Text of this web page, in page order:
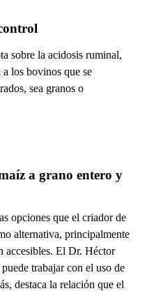
sobre la acidosis ruminal,
los bovinos que se
sea granos o
a grano entero y
opciones que el criador de
alternativa, principalmente
accesibles. El Dr. Héctor
trabajar con el uso de
destaca la relación que el